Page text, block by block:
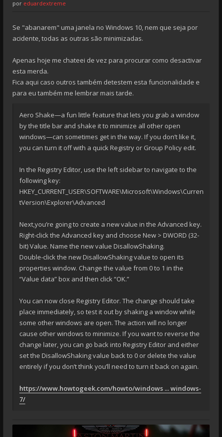
por eduardextreme
Se "abanarem" uma janela no Windows 10, nem que seja por
acidente, todas as outras são minimizadas.
Apenas hoje me chateei de vez para procurar como desactivar
esta merda.
Fica aqui caso outros também detestem esta funcionalidade e
para eu também me lembrar mais tarde.
Aero Shake—a fun little feature that lets you grab a window
by the title bar and shake it to minimize all other open
windows—can sometimes get in the way. If you don’t like it,
you can turn it off with a quick Registry or Group Policy edit.
In the Registry Editor, use the left sidebar to navigate to the
following key:
HKEY_CURRENT_USER\SOFTWARE\Microsoft\Windows\Curren
tVersion\Explorer\Advanced
Next,you’re going to create a new value in the Advanced key.
Right-click the Advanced key and choose New > DWORD (32-
bit) Value. Name the new value DisallowShaking.
Double-click the new DisallowShaking value to open its
properties window. Change the value from 0 to 1 in the
“Value data” box and then click “OK.”
You can now close Registry Editor. The change should take
place immediately, so test it out by shaking a window while
some other windows are open. The action will no longer
cause other windows to minimize. If you want to reverse the
change later, you can go back into Registry Editor and either
set the DisallowShaking value back to 0 or delete the value
entirely if you don’t think you’ll need to turn it back on again.
https://www.howtogeek.com/howto/windows ... windows-
7/